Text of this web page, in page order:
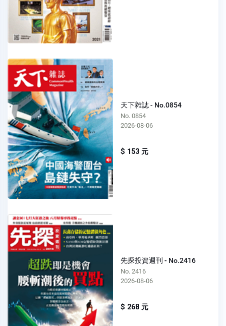
天下雜誌 - No.0854
No. 0854
2026-08-06
$ 153 元
先探投資週刊 - No.2416
No. 2416
2026-08-06
$ 268 元